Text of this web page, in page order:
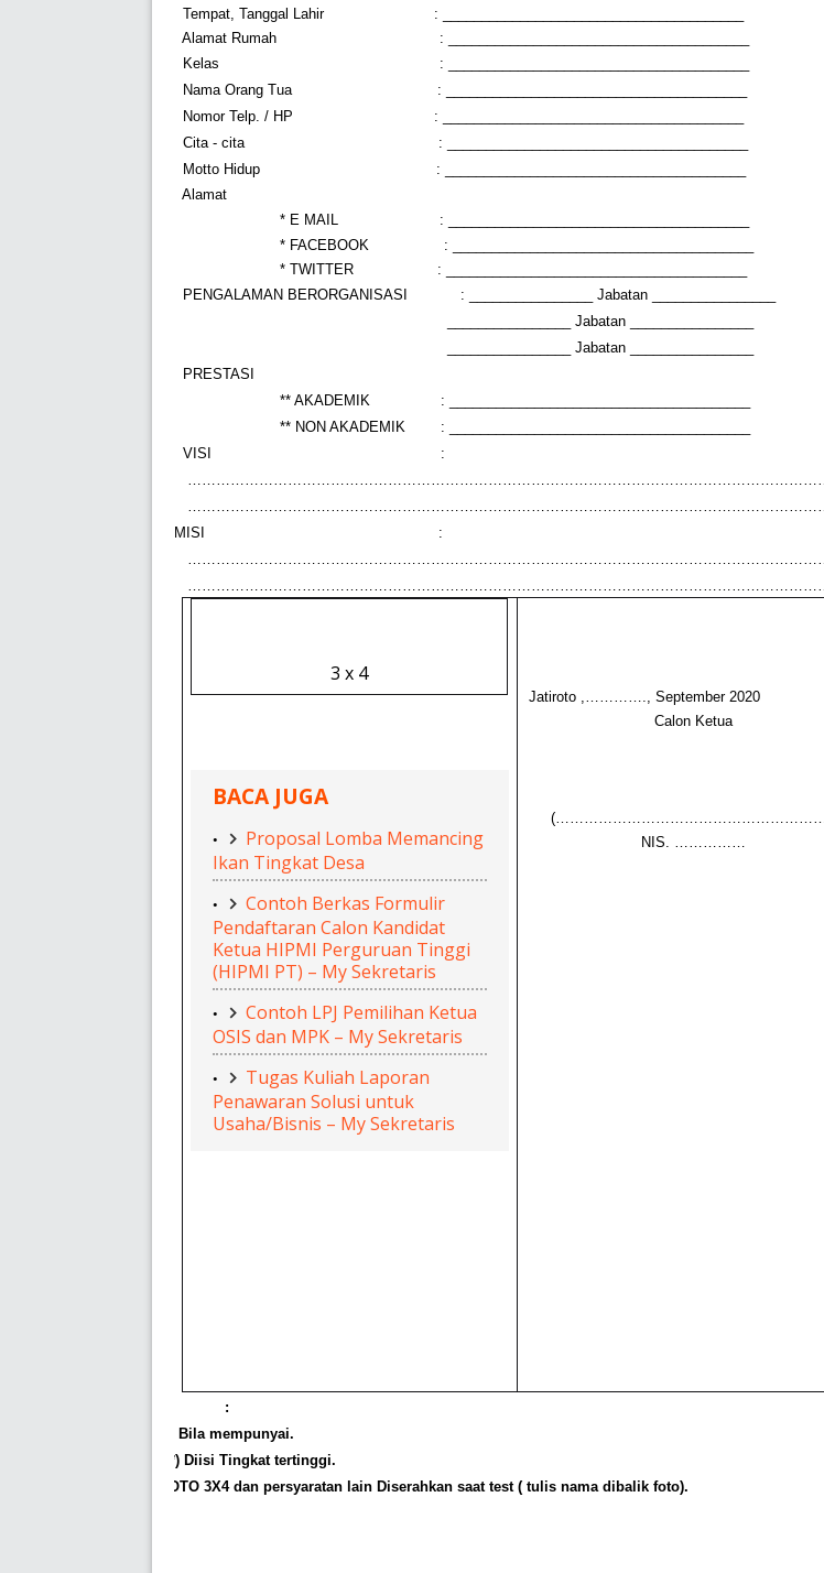
Tempat, Tanggal Lahir
: _______________________________________
Alamat Rumah
: _______________________________________
Kelas
: _______________________________________
Nama Orang Tua
: _______________________________________
Nomor Telp. / HP
: _______________________________________
Cita - cita
: _______________________________________
Motto Hidup
: _______________________________________
Alamat
* E MAIL
: _______________________________________
* FACEBOOK
: _______________________________________
* TWITTER
: _______________________________________
PENGALAMAN BERORGANISASI
: ________________ Jabatan ________________
________________ Jabatan ________________
________________ Jabatan ________________
PRESTASI
** AKADEMIK
: _______________________________________
** NON AKADEMIK
: _______________________________________
VISI
:
MISI
:
3 x 4
BACA JUGA
Proposal Lomba Memancing
Ikan Tingkat Desa
Contoh Berkas Formulir
Pendaftaran Calon Kandidat
Ketua HIPMI Perguruan Tinggi
(HIPMI PT) – My Sekretaris
Contoh LPJ Pemilihan Ketua
OSIS dan MPK – My Sekretaris
Tugas Kuliah Laporan
Penawaran Solusi untuk
Usaha/Bisnis – My Sekretaris
Jatiroto ,…………., September 2020
Calon Ketua
NIS. ……………
:
(*) Bila mempunyai.
(**) Diisi Tingkat tertinggi.
FOTO 3X4 dan persyaratan lain Diserahkan saat test ( tulis nama dibalik foto).